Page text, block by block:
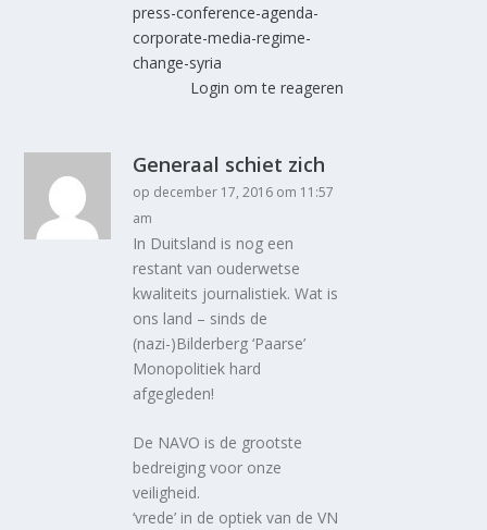
press-conference-agenda-
corporate-media-regime-
change-syria
Login om te reageren
Generaal schiet zich
op december 17, 2016 om 11:57
am
In Duitsland is nog een
restant van ouderwetse
kwaliteits journalistiek. Wat is
ons land – sinds de
(nazi-)Bilderberg ‘Paarse’
Monopolitiek hard
afgegleden!
De NAVO is de grootste
bedreiging voor onze
veiligheid.
‘vrede’ in de optiek van de VN